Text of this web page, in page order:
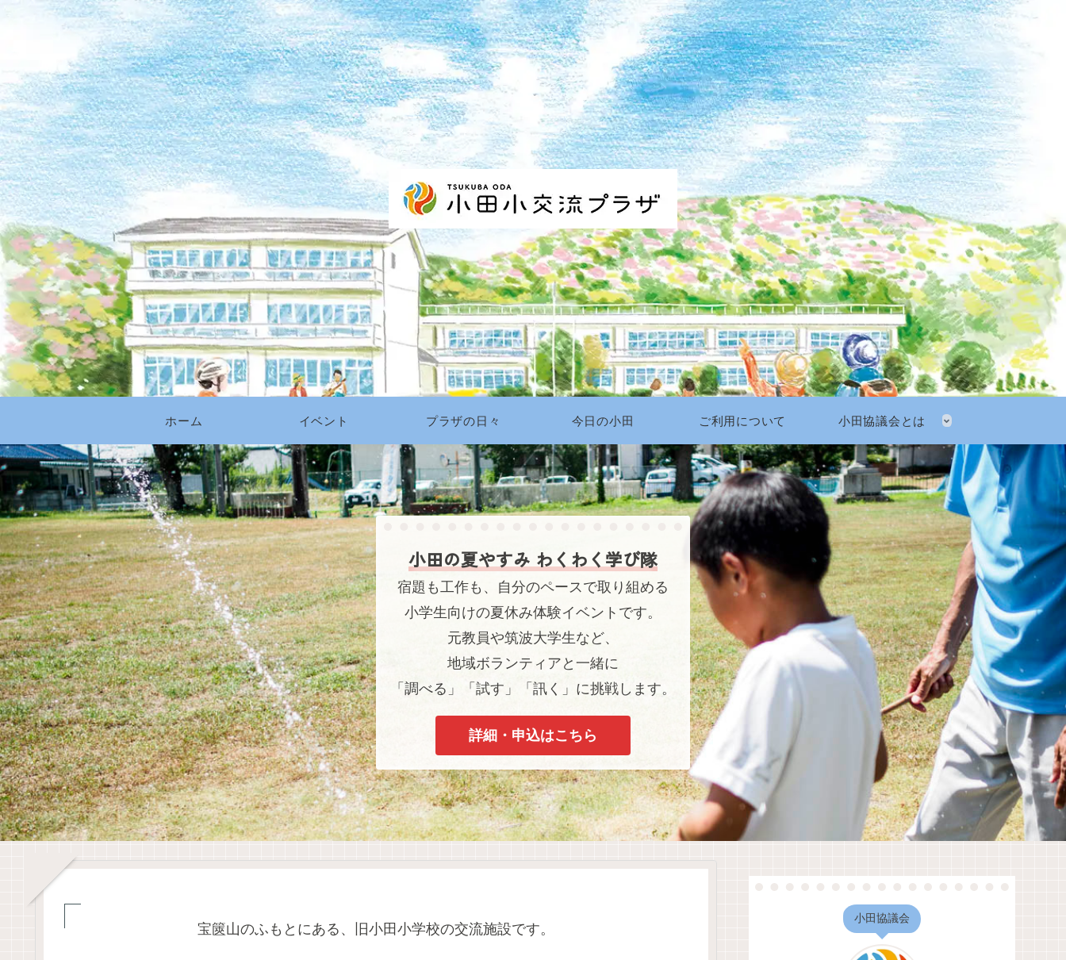
ホーム イベント プラザの日々 今日の小田 ご利用について 小田協議会とは
小田の夏やすみ わくわく学び隊
宿題も工作も、自分のペースで取り組める
小学生向けの夏休み体験イベントです。
元教員や筑波大学生など、
地域ボランティアと一緒に
「調べる」「試す」「訊く」に挑戦します。
詳細・申込はこちら
宝篋山のふもとにある、旧小田小学校の交流施設です。
小田協議会